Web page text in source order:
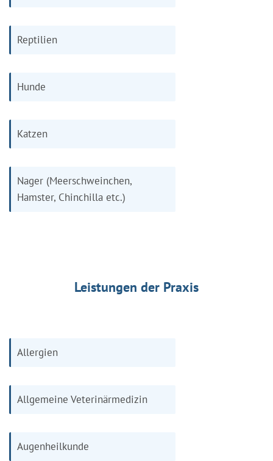
Reptilien
Hunde
Katzen
Nager (Meerschweinchen,
Hamster, Chinchilla etc.)
Leistungen der Praxis
Allergien
Allgemeine Veterinärmedizin
Augenheilkunde